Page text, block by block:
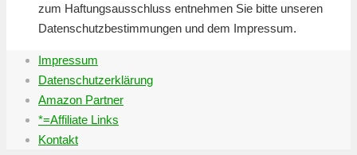
zum Haftungsausschluss entnehmen Sie bitte unseren
Datenschutzbestimmungen und dem Impressum.
Impressum
Datenschutzerklärung
Amazon Partner
*=Affiliate Links
Kontakt